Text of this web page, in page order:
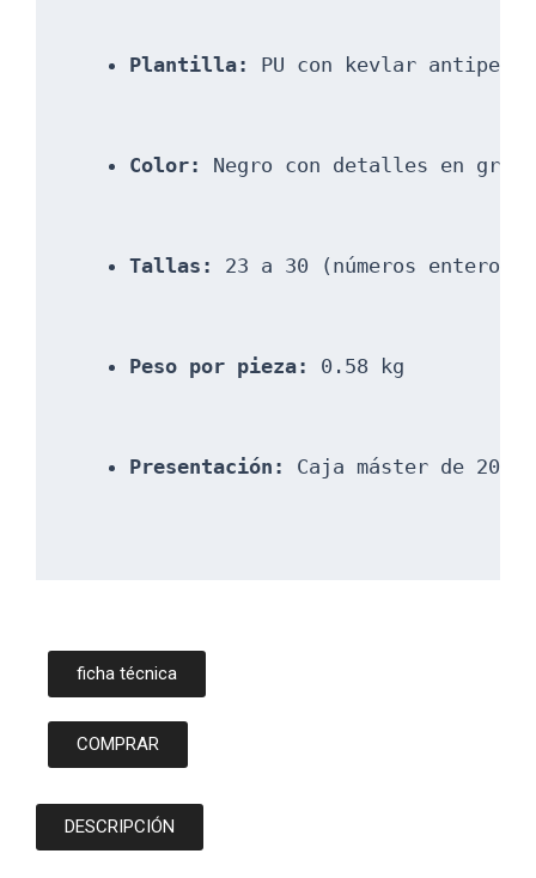
Plantilla: PU con kevlar
Color: Negro con detalles en gris
Tallas: 23 a 30 (números enteros)
Peso por pieza: 0.58 kg
Presentación: Caja máster de 20
ficha técnica
COMPRAR
DESCRIPCIÓN